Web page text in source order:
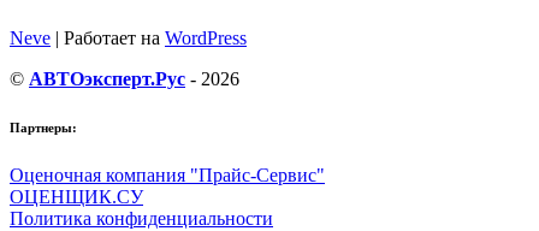
Neve | Работает на WordPress
© АВТОэксперт.Рус - 2026
Партнеры:
Оценочная компания "Прайс-Сервис"
ОЦЕНЩИК.СУ
Политика конфиденциальности